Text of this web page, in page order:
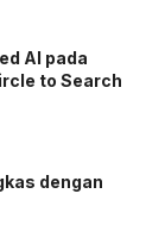
AI pada
to Search
dengan